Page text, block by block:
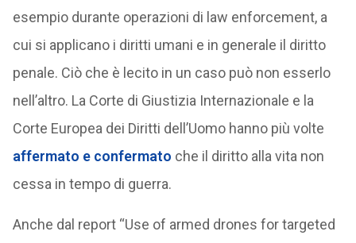
esempio durante operazioni di law enforcement, a
cui si applicano i diritti umani e in generale il diritto
penale. Ciò che è lecito in un caso può non esserlo
nell’altro. La Corte di Giustizia Internazionale e la
Corte Europea dei Diritti dell’Uomo hanno più volte
affermato e confermato che il diritto alla vita non
cessa in tempo di guerra.
Anche dal report “Use of armed drones for targeted